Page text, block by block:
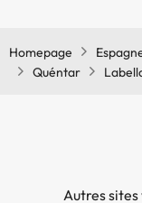
Homepage
Quéntar
Autres